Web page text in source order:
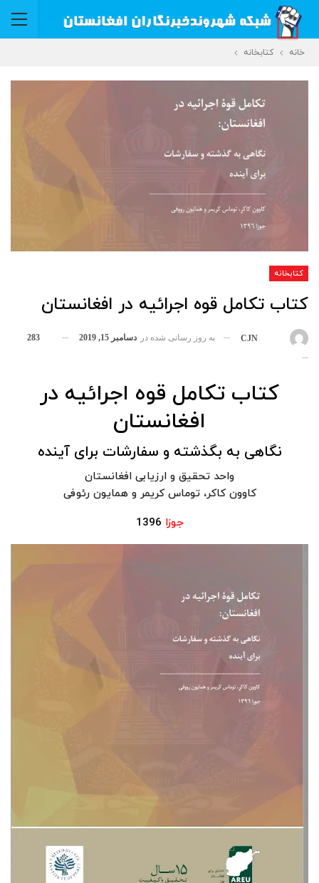
خانه کتابخانه
کتابخانه
کتاب تکامل قوه اجرائیه در افغانستان
CJN به روز رسانی شده در دسامبر 15, 2019 283
کتاب تکامل قوه اجرائیه در
افغانستان
نگاهی به بگذشته و سفارشات برای آینده
واحد تحقیق و ارزیابی افغانستان
کاوون کاکر، توماس کریمر و همایون رئوفی
جوزا 1396